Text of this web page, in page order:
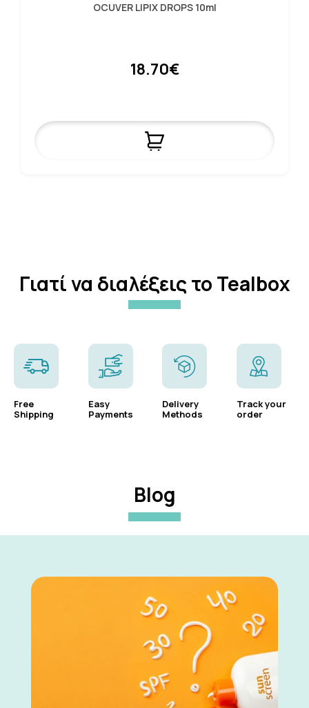
OCUVER LIPIX DROPS 10ml
18.70€
Γιατί να διαλέξεις το Tealbox
Free
Shipping
Easy
Payments
Delivery
Methods
Track your
order
Blog